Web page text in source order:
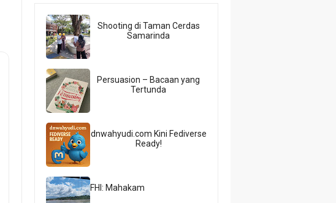
Shooting di Taman Cerdas
Samarinda
Persuasion – Bacaan yang
Tertunda
dnwahyudi.com Kini Fediverse
Ready!
FHI: Mahakam